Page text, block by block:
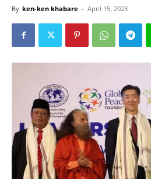
By ken-ken khabare - April 15, 2023